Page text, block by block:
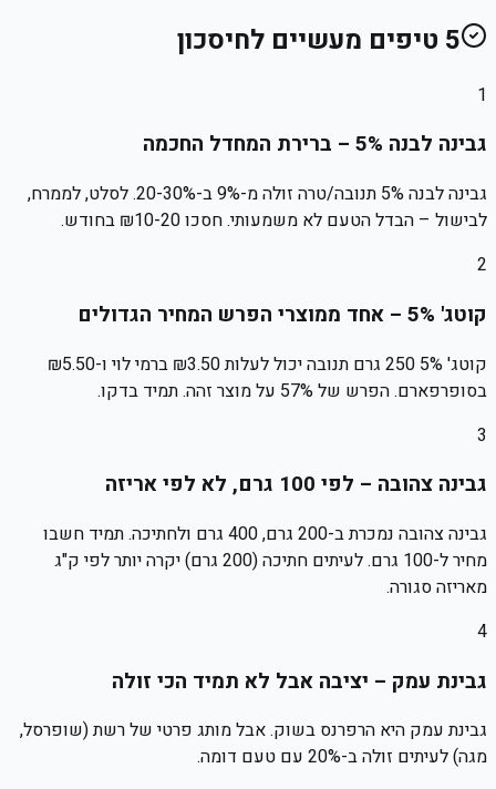
5 טיפים מעשיים לחיסכון
1
גבינה לבנה 5% – ברירת המחדל החכמה
גבינה לבנה 5% תנובה/טרה זולה מ-9% ב-20-30%. לסלט, לממרח,
לבישול – הבדל הטעם לא משמעותי. חסכו ₪10-20 בחודש.
2
קוטג' 5% – אחד ממוצרי הפרש המחיר הגדולים
קוטג' 5% 250 גרם תנובה יכול לעלות ₪3.50 ברמי לוי ו-₪5.50
בסופרפארם. הפרש של 57% על מוצר זהה. תמיד בדקו.
3
גבינה צהובה – לפי 100 גרם, לא לפי אריזה
גבינה צהובה נמכרת ב-200 גרם, 400 גרם ולחתיכה. תמיד חשבו
מחיר ל-100 גרם. לעיתים חתיכה (200 גרם) יקרה יותר לפי ק"ג
מאריזה סגורה.
4
גבינת עמק – יציבה אבל לא תמיד הכי זולה
גבינת עמק היא הרפרנס בשוק. אבל מותג פרטי של רשת (שופרסל,
מגה) לעיתים זולה ב-20% עם טעם דומה.